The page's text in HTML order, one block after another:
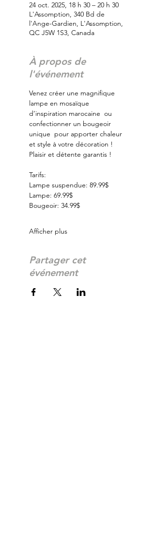
24 oct. 2025, 18 h 30 – 20 h 30
L'Assomption, 340 Bd de
l'Ange-Gardien, L'Assomption,
QC J5W 1S3, Canada
À propos de
l'événement
Venez créer une magnifique
lampe en mosaïque
d’inspiration marocaine  ou
confectionner un bougeoir
unique  pour apporter chaleur
et style à votre décoration !
Plaisir et détente garantis !
Tarifs:
Lampe suspendue: 89.99$
Lampe: 69.99$
Bougeoir: 34.99$
Afficher plus
Partager cet
événement